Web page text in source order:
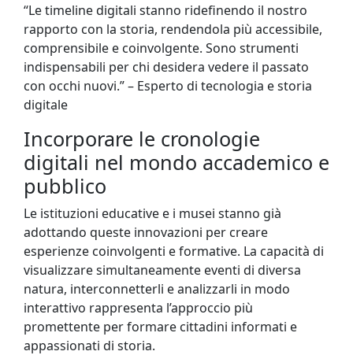
“Le timeline digitali stanno ridefinendo il nostro
rapporto con la storia, rendendola più accessibile,
comprensibile e coinvolgente. Sono strumenti
indispensabili per chi desidera vedere il passato
con occhi nuovi.” – Esperto di tecnologia e storia
digitale
Incorporare le cronologie
digitali nel mondo accademico e
pubblico
Le istituzioni educative e i musei stanno già
adottando queste innovazioni per creare
esperienze coinvolgenti e formative. La capacità di
visualizzare simultaneamente eventi di diversa
natura, interconnetterli e analizzarli in modo
interattivo rappresenta l’approccio più
promettente per formare cittadini informati e
appassionati di storia.